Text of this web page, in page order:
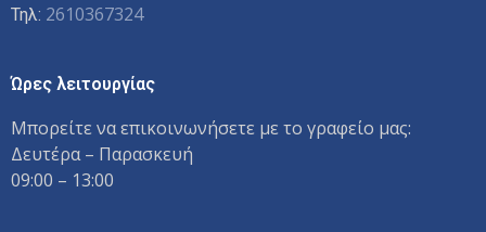
Τηλ: 2610367324
Ώρες λειτουργίας
Μπορείτε να επικοινωνήσετε με το γραφείο μας:
Δευτέρα – Παρασκευή
09:00 – 13:00